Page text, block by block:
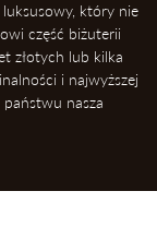
który nie
część biżuterii
złotych lub kilka
i najwyższej
nasza